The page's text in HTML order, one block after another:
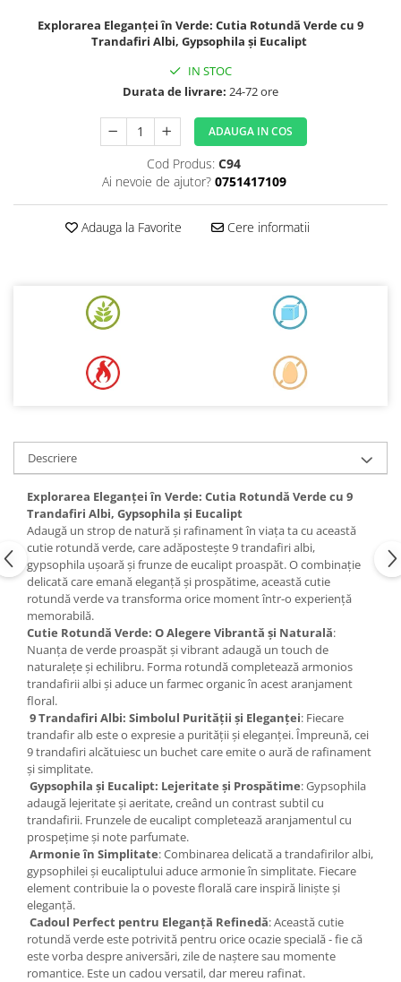
Explorarea Eleganței în Verde: Cutia Rotundă Verde cu 9
Trandafiri Albi, Gypsophila și Eucalipt
IN STOC
Durata de livrare: 24-72 ore
ADAUGA IN COS
Cod Produs: C94
Ai nevoie de ajutor? 0751417109
Adauga la Favorite Cere informatii
Descriere
Explorarea Eleganței în Verde: Cutia Rotundă Verde cu 9
Trandafiri Albi, Gypsophila și Eucalipt
Adaugă un strop de natură și rafinament în viața ta cu această
cutie rotundă verde, care adăpostește 9 trandafiri albi,
gypsophila ușoară și frunze de eucalipt proaspăt. O combinație
delicată care emană eleganță și prospătime, această cutie
rotundă verde va transforma orice moment într-o experiență
memorabilă.
Cutie Rotundă Verde: O Alegere Vibrantă și Naturală:
Nuanța de verde proaspăt și vibrant adaugă un touch de
naturalețe și echilibru. Forma rotundă completează armonios
trandafirii albi și aduce un farmec organic în acest aranjament
floral.
9 Trandafiri Albi: Simbolul Purității și Eleganței: Fiecare
trandafir alb este o expresie a purității și eleganței. Împreună, cei
9 trandafiri alcătuiesc un buchet care emite o aură de rafinament
și simplitate.
Gypsophila și Eucalipt: Lejeritate și Prospătime: Gypsophila
adaugă lejeritate și aeritate, creând un contrast subtil cu
trandafirii. Frunzele de eucalipt completează aranjamentul cu
prospețime și note parfumate.
Armonie în Simplitate: Combinarea delicată a trandafirilor albi,
gypsophilei și eucaliptului aduce armonie în simplitate. Fiecare
element contribuie la o poveste florală care inspiră liniște și
eleganță.
Cadoul Perfect pentru Eleganță Refinedă: Această cutie
rotundă verde este potrivită pentru orice ocazie specială - fie că
este vorba despre aniversări, zile de naștere sau momente
romantice. Este un cadou versatil, dar mereu rafinat.